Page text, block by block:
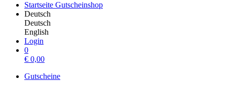
Startseite Gutscheinshop
Deutsch
Deutsch
English
Login
0
€ 0,00
Gutscheine